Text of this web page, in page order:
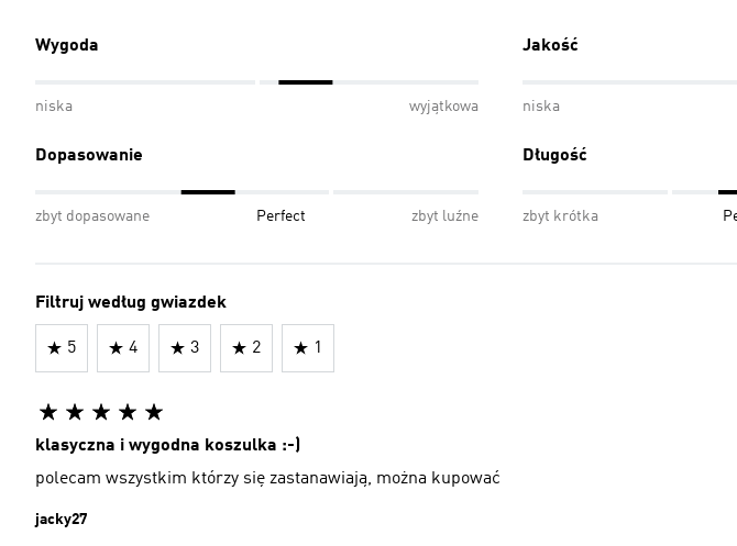
Wygoda
niska wyjątkowa
Jakość
niska
Dopasowanie
zbyt dopasowane Perfect zbyt luźne
Długość
zbyt krótka
Filtruj według gwiazdek
5 4 3 2 1
klasyczna i wygodna koszulka ️:-)
polecam wszystkim którzy się zastanawiają, można kupować
jacky27